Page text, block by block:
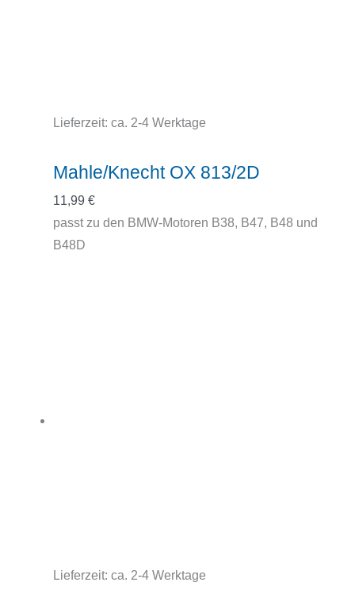
Lieferzeit: ca. 2-4 Werktage
Mahle/Knecht OX 813/2D
11,99 €
passt zu den BMW-Motoren B38, B47, B48 und
B48D
Lieferzeit: ca. 2-4 Werktage